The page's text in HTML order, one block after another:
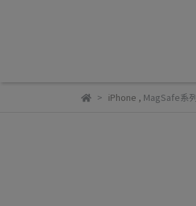
iPhone , MagSafe系